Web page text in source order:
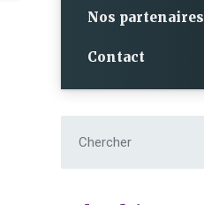
Nos partenaires
Contact